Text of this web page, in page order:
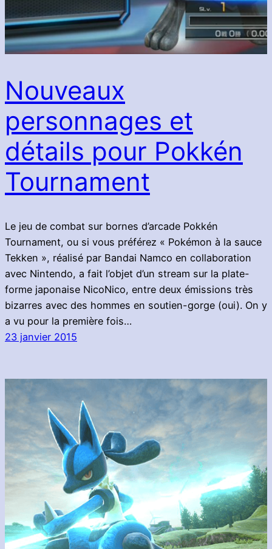
Nouveaux
personnages et
détails pour Pokkén
Tournament
Le jeu de combat sur bornes d’arcade Pokkén
Tournament, ou si vous préférez « Pokémon à la sauce
Tekken », réalisé par Bandai Namco en collaboration
avec Nintendo, a fait l’objet d’un stream sur la plate-
forme japonaise NicoNico, entre deux émissions très
bizarres avec des hommes en soutien-gorge (oui). On y
a vu pour la première fois…
23 janvier 2015